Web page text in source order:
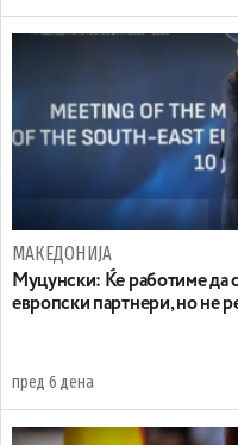
МАКЕДОНИЈА
Муцунски: Ќе работиме да
европски партнери, но не
пред 6 дена